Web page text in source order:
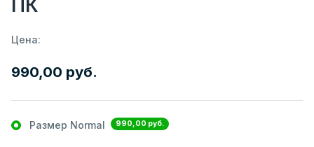
ПК
Цена:
990,00 руб.
Размер Normal 990,00 руб.